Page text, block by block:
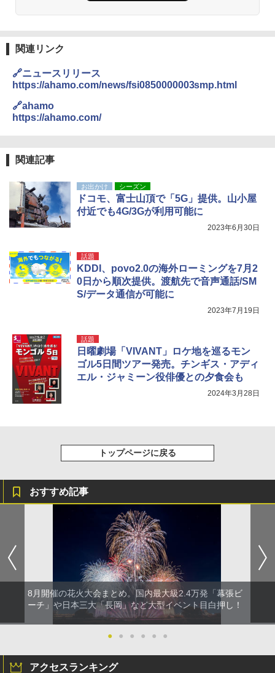
テント ワンタッチ RENEW 幅200 2-3人用 43
500002(89232)
￥9,990
イド ブラックコーティング フルクローズ メ
ッシュ 4人用 簡単設置 ポップアップテント P
ATCW-150B エクルベージュ
付き ヒグマ・イノシシ対策 自治体・教育機
関の購入実績 登山・キャンプ・アウトドア・
防災用品 長期保存可能 緊急時用 日本国内発
￥3,680
ンパクト多機能設計 持ち運び便利 アウトド
ア/オフィス/教育現場/展示会用 緑
HYREKK 八角形タープ 防水タープ 3×4.5m
ブラックラバーコーティング UPF50+ UVカ
ット 5000mm耐水圧 210D生地 遮光
￥6,579
関連リンク
🔗ニュースリリース
https://ahamo.com/news/fsi0850000003smp.html
🔗ahamo
https://ahamo.com/
関連記事
お出かけ シーズン
ドコモ、富士山頂で「5G」提供。山小屋
付近でも4G/3Gが利用可能に
2023年6月30日
話題
KDDI、povo2.0の海外ローミングを7月2
0日から順次提供。渡航先で音声通話/SM
S/データ通信が可能に
2023年7月19日
話題
日曜劇場「VIVANT」ロケ地を巡るモン
ゴル5日間ツアー発売。チンギス・アディ
エル・ジャミーン役俳優との夕食会も
2024年3月28日
トップページに戻る
おすすめ記事
8月開催の花火大会まとめ。国内最大級2.4万発「幕張ビ
ーチ」や日本三大「長岡」など大型イベント目白押し！
● ● ● ● ● ●
アクセスランキング